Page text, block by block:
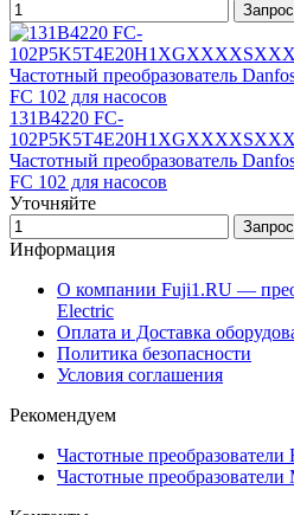
131B4220 FC-
Частотный преобразователь
FC 102 для насосов
Уточняйте
Информация
О компании Fuji1.RU —
Electric
Оплата и Доставка
Политика безопасности
Условия соглашения
Рекомендуем
Частотные
Частотные